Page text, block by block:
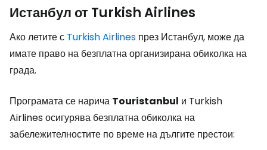
Истанбул от Turkish Airlines
Ако летите с Turkish Airlines през Истанбул, може да
имате право на безплатна организирана обиколка на
града.
Програмата се нарича Touristanbul и Turkish
Airlines осигурява безплатна обиколка на
забележителностите по време на дългите престои: